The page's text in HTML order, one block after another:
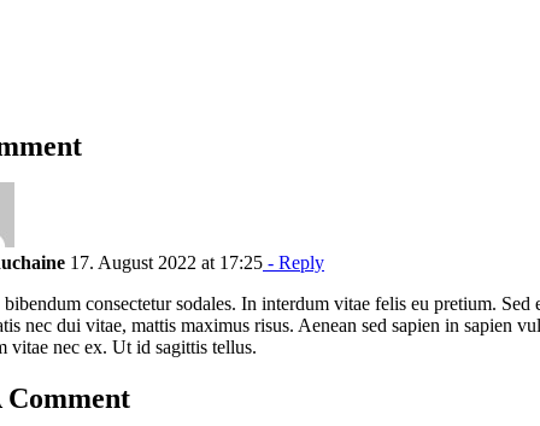
17. August 2022 at 17:25 - Reply
consectetur sodales. In interdum vitae felis eu pretium. Sed
nec dui vitae, mattis maximus risus. Aenean sed sapien in sapien
vitae nec ex. Ut id sagittis tellus.
Comment